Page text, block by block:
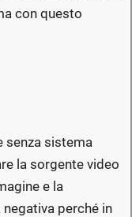
con questo
senza sistema
la sorgente video
e la
perché in